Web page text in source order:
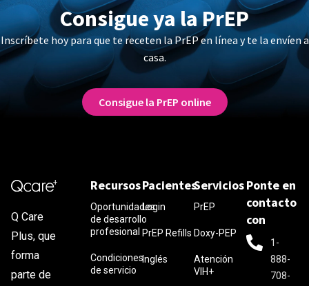
Consigue ya la PrEP
Inscríbete hoy para que te receten la PrEP en línea y te la envíen a
casa.
Consigue la PrEP online
Q Care
Plus, que
forma
parte de
Recursos
Oportunidades
de desarrollo
profesional
Condiciones
de servicio
Pacientes
Login
PrEP Refills
Inglés
Servicios
PrEP
Doxy-PEP
Atención
VIH+
Ponte en
contacto
con
1-
888-
708-